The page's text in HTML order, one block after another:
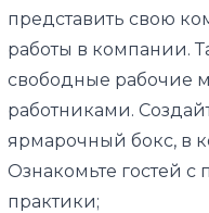
представить свою
работы в компании.
свободные рабочие
работниками.
ярмарочный бокс, в
Ознакомьте гостей
практики;